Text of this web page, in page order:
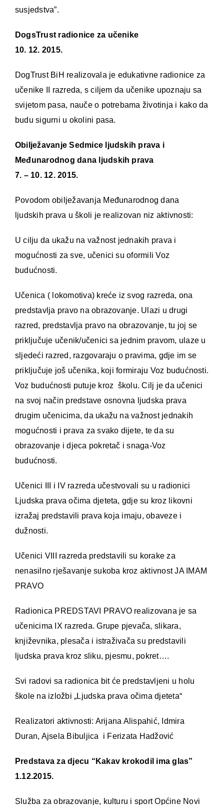
susjedstva”.
DogsTrust radionice za učenike
10. 12. 2015.
DogTrust BiH realizovala je edukativne radionice za
učenike II razreda, s ciljem da učenike upoznaju sa
svijetom pasa, nauče o potrebama životinja i kako da
budu sigurni u okolini pasa.
Obilježavanje Sedmice ljudskih prava i
Međunarodnog dana ljudskih prava
7. – 10. 12. 2015.
Povodom obilježavanja Međunarodnog dana
ljudskih prava u školi je realizovan niz aktivnosti:
U cilju da ukažu na važnost jednakih prava i
mogućnosti za sve, učenici su oformili Voz
budućnosti.
Učenica ( lokomotiva) kreće iz svog razreda, ona
predstavlja pravo na obrazovanje. Ulazi u drugi
razred, predstavlja pravo na obrazovanje, tu joj se
priključuje učenik/učenici sa jednim pravom, ulaze u
sljedeći razred, razgovaraju o pravima, gdje im se
priključuje još učenika, koji formiraju Voz budućnosti.
Voz budućnosti putuje kroz školu. Cilj je da učenici
na svoj način predstave osnovna ljudska prava
drugim učenicima, da ukažu na važnost jednakih
mogućnosti i prava za svako dijete, te da su
obrazovanje i djeca pokretač i snaga-Voz
budućnosti.
Učenici III i IV razreda učestvovali su u radionici
Ljudska prava očima djeteta, gdje su kroz likovni
izražaj predstavili prava koja imaju, obaveze i
dužnosti.
Učenici VIII razreda predstavili su korake za
nenasilno rješavanje sukoba kroz aktivnost JA IMAM
PRAVO
Radionica PREDSTAVI PRAVO realizovana je sa
učenicima IX razreda. Grupe pjevača, slikara,
književnika, plesača i istraživača su predstavili
ljudska prava kroz sliku, pjesmu, pokret….
Svi radovi sa radionica bit će predstavljeni u holu
škole na izložbi „Ljudska prava očima djeteta“
Realizatori aktivnosti: Arijana Alispahić, Idmira
Duran, Ajsela Bibuljica i Ferizata Hadžović
Predstava za djecu “Kakav krokodil ima glas”
1.12.2015.
Služba za obrazovanje, kulturu i sport Općine Novi